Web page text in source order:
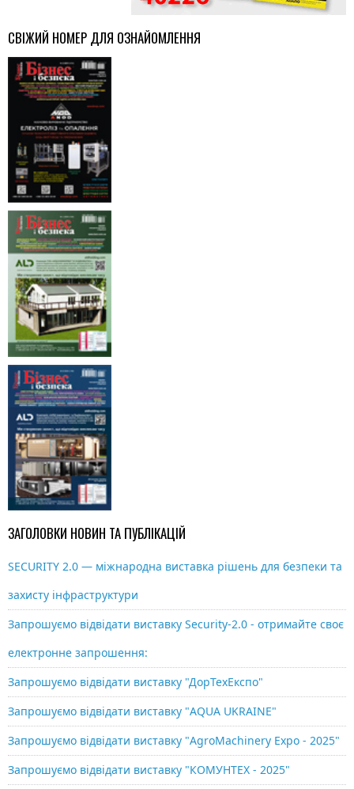
СВІЖИЙ НОМЕР ДЛЯ ОЗНАЙОМЛЕННЯ
ЗАГОЛОВКИ НОВИН ТА ПУБЛІКАЦІЙ
SECURITY 2.0 — міжнародна виставка рішень для безпеки та
захисту інфраструктури
Запрошуємо відвідати виставку Security-2.0 - отримайте своє
електронне запрошення:
Запрошуємо відвідати виставку "ДорТехЕкспо"
Запрошуємо відвідати виставку "AQUA UKRAINE"
Запрошуємо відвідати виставку "AgroMachinery Expo - 2025"
Запрошуємо відвідати виставку "КОМУНТЕХ - 2025"